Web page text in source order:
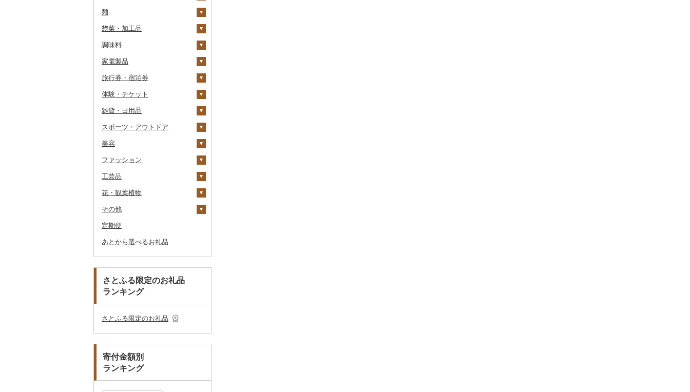
キャビア
その他魚卵
鮑（アワビ）
牡蠣（カキ）
あさり
しじみ
サザエ
はまぐり
その他貝
鮮魚
鮭・サーモン
マグロ
イワシ
カツオ
金目鯛
クエ
サバ
鯛
のどぐろ
ブリ
ほっけ
その他鮮魚
イカ・タコ
イカ
タコ
海苔・海藻
海苔
わかめ
ひじき
その他海苔・海藻
干物
ししゃも
その他干物
その他魚介・加工品
しらす・ちりめん
かまぼこ・練り製品
コシヒカリ
はえぬき
さがびより
あきたこまち
ひとめぼれ
ミルキークィーン
ななつぼし
その他ぶどう・マスカ
梨
和梨
洋梨・ラフランス
マンゴー
みかん・柑橘
みかん
レモン
不知火・デコポン
せとか
まどんな
その他柑橘
すいか
キウイ
柿（カキ）
ドライフルーツ
干し芋
その他果物
びわ
パイナップル
栗
根菜
人参
大根
自然薯
レンコン
にんにく・生姜
その他根菜
アスパラガス
豆
きのこ
しいたけ
松茸
その他きのこ
その他野菜
山菜
かぼちゃ
レタス
バター
その他乳製品
地ビール・クラフトビ
純米吟醸
大吟醸
吟醸
その他日本酒
芋焼酎
麦焼酎
米焼酎
黒糖焼酎
その他焼酎
梅酒
泡盛
ワイン
白ワイン
赤ワイン
シャンパン・スパーク
ウイスキー
リキュール・洋酒
甘酒
ノンアルコール
その他酒
飲料
コーヒー豆
粉
ドリップ
茶
飲料
茶葉・ティーバッグ
静岡茶
足柄茶
知覧茶
八女茶
果汁飲料
りんごジュース
みかんジュース（オレ
紅茶
飲料
茶葉・ティーバッグ
その他飲料・ジュース
野菜ジュース
炭酸飲料
豆乳
クッキー
焼き菓子
プリン
ゼリー
チョコレート
カステラ
アイス・ジェラート
その他洋菓子
煎餅・おかき
羊羹
饅頭
大福
その他和菓子
麺
ラーメン
うどん
そば
パスタ
ひやむぎ
そうめん
その他麺
惣菜・加工品
惣菜
餃子
シュウマイ
コロッケ
その他惣菜
カレー・シチュー
カレー
シチュー
鍋
肉
魚
その他鍋
ピザ
レトルト
スープ
豆腐・納豆
豆腐
漬物
キムチ
その他漬物
缶詰・瓶詰
肉
魚
ジャム
その他缶詰・瓶詰
乾物
燻製（スモーク）
おせち
その他加工品
調味料
砂糖
塩
醤油
味噌
酢
だし
食用油
オリーブオイル
ごま油
はちみつ
ドレッシング
その他調味料
ケチャップ
こしょう
その他調味料
家電製品
季節・空調家電
キッチン家電
照明器具
パソコン・周辺機器
TV・オーディオ・カメラ
美容・健康家電
カー用品
時計
その他家電
旅行券・宿泊券
旅行券
JTBふるさと旅行クー
その他旅行券
宿泊券
体験・チケット
PayPay商品券
食事券
温泉・サウナ・スパ利用
券
GDOふるさとゴルフ
プレークーポン
その他のゴルフプレー
花火大会チケット
カタログギフト
雑貨・日用品
家具・インテリア
机・テーブル
その他家具・インテリ
寝具
布団
毛布
タオルケット
タオル
その他タオル
文房具・印鑑
ボールペン
ノート・ファイル
その他文房具
食器
グラス・カップ
箸
スプーン・フォーク・
ナイフ
皿・椀
その他食器
キッチン用品
フライパン
鍋
まな板
土鍋
日用品
洗剤
トイレットペーパー
ティッシュ
その他日用品
楽器・器材
本・CD・DVD
おもちゃ・ぬいぐるみ
ご当地キャラクター
ペット用品
その他雑貨
スポーツ・アウトドア
ゴルフ
ゴルフボール
ゴルフウェア
その他ゴルフ
釣り
サイクリング
アウトドア・キャンプ
その他スポーツ
その他スポーツ
美容
スキンケア
洗顔
その他スキンケア
シャンプー・リンス
石鹸・ボディーソープ
入浴剤
アロマ
プロテイン
その他美容
ファッション
鞄・バッグ
トートバッグ・ショル
ツケース
その他鞄・バッグ
洋服
女性・レディース
子供・ベビー
その他洋服
和服
靴・履物
靴・シューズ
スリッパ・下駄・草履
その他靴・履物
アクセサリー
ペンダント・ネックレ
ス
ピアス・イヤリング
その他アクセサリー
その他服飾小物
ショール・ストール
マフラー・手袋
工芸品
織物
本場奄美大島紬
陶器・漆器
唐津焼
備前焼
美濃焼
村上木彫堆朱
その他装飾品・工芸品
数珠
工芸品
播州そろばん
美濃和紙
花・観葉植物
観葉植物・苗木
花
胡蝶蘭
造花・プリザーブドフ
ラワー
その他花
盆栽・その他
その他
地域サービス
その他
定期便
あとから選べるお礼品
さとふる限定のお礼品
ランキング
さとふる限定のお礼品
寄付金額別
ランキング